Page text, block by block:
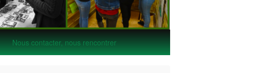
Nous contacter, nous rencontrer